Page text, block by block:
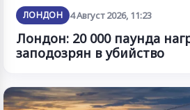
ЛОНДОН 4 Август 2026, 11:23
Лондон: 20 000 паунда
заподозрян в убийство